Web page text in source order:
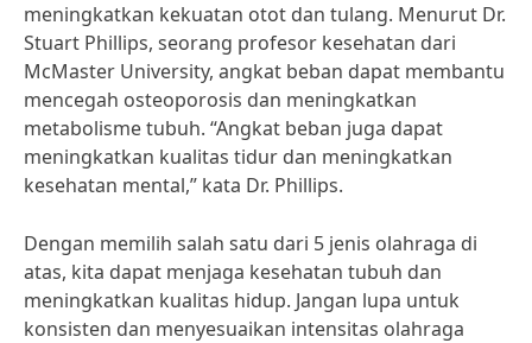
meningkatkan kekuatan otot dan tulang. Menurut Dr.
Stuart Phillips, seorang profesor kesehatan dari
McMaster University, angkat beban dapat membantu
mencegah osteoporosis dan meningkatkan
metabolisme tubuh. “Angkat beban juga dapat
meningkatkan kualitas tidur dan meningkatkan
kesehatan mental,” kata Dr. Phillips.
Dengan memilih salah satu dari 5 jenis olahraga di
atas, kita dapat menjaga kesehatan tubuh dan
meningkatkan kualitas hidup. Jangan lupa untuk
konsisten dan menyesuaikan intensitas olahraga